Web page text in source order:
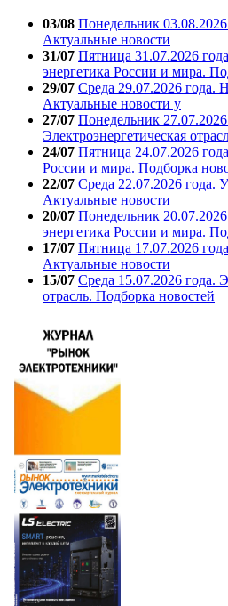
03/08 Понедельник 03.08.2026
Актуальные новости
31/07 Пятница 31.07.2026
энергетика России и мира.
29/07 Среда 29.07.2026 года.
Актуальные новости у
27/07 Понедельник 27.07.2026
Электроэнергетическая
24/07 Пятница 24.07.2026
России и мира. Подборка
22/07 Среда 22.07.2026 года.
Актуальные новости
20/07 Понедельник
энергетика России и мира.
17/07 Пятница 17.07.2026
Актуальные новости
15/07 Среда 15.07.2026 года.
отрасль. Подборка новостей